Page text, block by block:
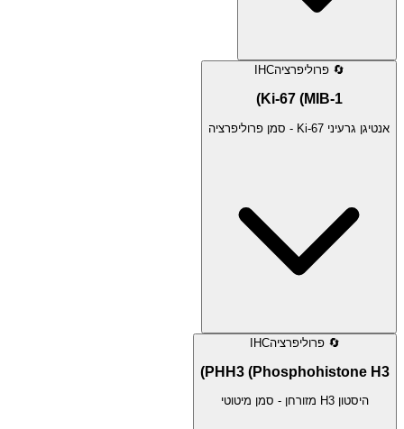
🔄 פרוליפרציהIHC
Ki-67 (MIB-1)
אנטיגן גרעיני Ki-67 - סמן פרוליפרציה
🔄 פרוליפרציהIHC
PHH3 (Phosphohistone H3)
היסטון H3 מזורחן - סמן מיטוטי